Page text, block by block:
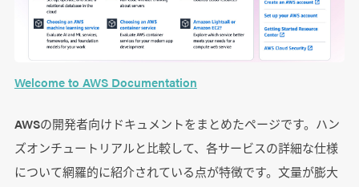
Welcome to AWS Documentation
AWSの開発者向けドキュメントをまとめたページです。ハン
ズオンチュートリアルと比較して、各サービスの詳細な仕様
について網羅的に紹介されている点が特徴です。文量が膨大